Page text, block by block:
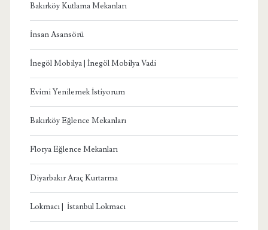
Bakırköy Kutlama Mekanları
İnsan Asansörü
İnegöl Mobilya | İnegöl Mobilya Vadi
Evimi Yenilemek İstiyorum
Bakırköy Eğlence Mekanları
Florya Eğlence Mekanları
Diyarbakır Araç Kurtarma
Lokmacı | İstanbul Lokmacı